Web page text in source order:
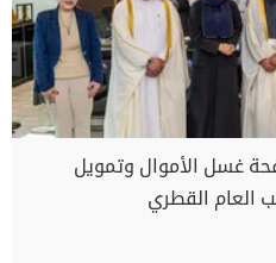
غسل الأموال وتمويل
العام القطري